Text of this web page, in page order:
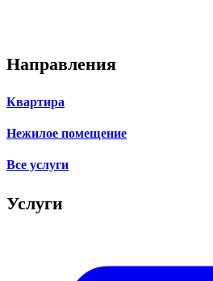
Направления
Квартира
Нежилое помещение
Все услуги
Услуги